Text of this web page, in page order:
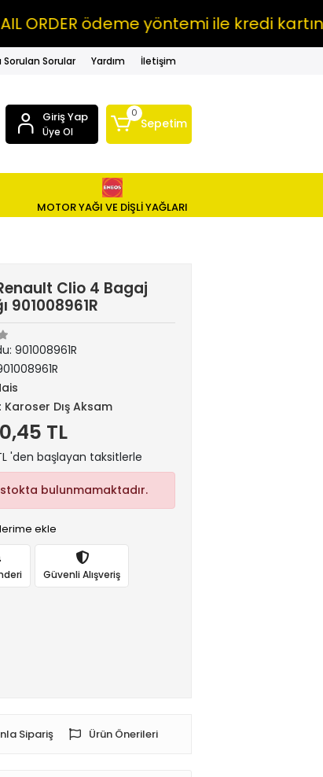
ödeme yöntemi ile kredi kartına
Sorulan Sorular Yardım İletişim
Giriş Yap
Üye Ol
0
Sepetim
MOTOR YAĞI VE DİŞLİ YAĞLARI
Clio 4 Bagaj
901008961R
901008961R
Karoser Dış Aksam
TL
'den başlayan taksitlerle
bulunmamaktadır.
ekle
Güvenli Alışveriş
Sipariş Ürün Önerileri